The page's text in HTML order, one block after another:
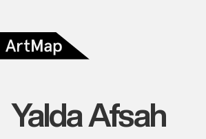
Yalda Afsah